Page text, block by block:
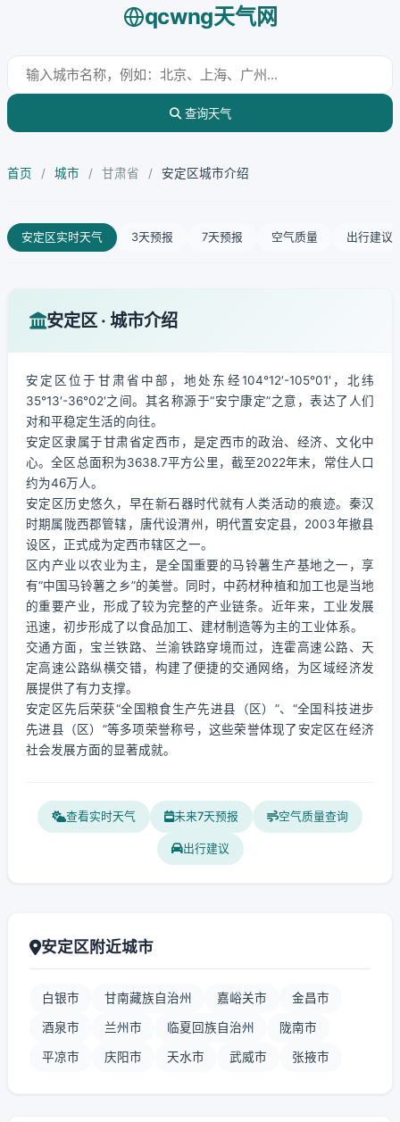
qcwng天气网
查询天气
首页 / 城市 / 甘肃省 / 安定区城市介绍
安定区实时天气 3天预报 7天预报 空气质量 出行建议
安定区 · 城市介绍
安定区位于甘肃省中部，地处东经104°12′-105°01′，北纬
35°13′-36°02′之间。其名称源于“安宁康定”之意，表达了人们
对和平稳定生活的向往。
安定区隶属于甘肃省定西市，是定西市的政治、经济、文化中
心。全区总面积为3638.7平方公里，截至2022年末，常住人口
约为46万人。
安定区历史悠久，早在新石器时代就有人类活动的痕迹。秦汉
时期属陇西郡管辖，唐代设渭州，明代置安定县，2003年撤县
设区，正式成为定西市辖区之一。
区内产业以农业为主，是全国重要的马铃薯生产基地之一，享
有“中国马铃薯之乡”的美誉。同时，中药材种植和加工也是当地
的重要产业，形成了较为完整的产业链条。近年来，工业发展
迅速，初步形成了以食品加工、建材制造等为主的工业体系。
交通方面，宝兰铁路、兰渝铁路穿境而过，连霍高速公路、天
定高速公路纵横交错，构建了便捷的交通网络，为区域经济发
展提供了有力支撑。
安定区先后荣获“全国粮食生产先进县（区）”、“全国科技进步
先进县（区）”等多项荣誉称号，这些荣誉体现了安定区在经济
社会发展方面的显著成就。
查看实时天气 未来7天预报 空气质量查询
出行建议
安定区附近城市
白银市 甘南藏族自治州 嘉峪关市 金昌市
酒泉市 兰州市 临夏回族自治州 陇南市
平凉市 庆阳市 天水市 武威市 张掖市